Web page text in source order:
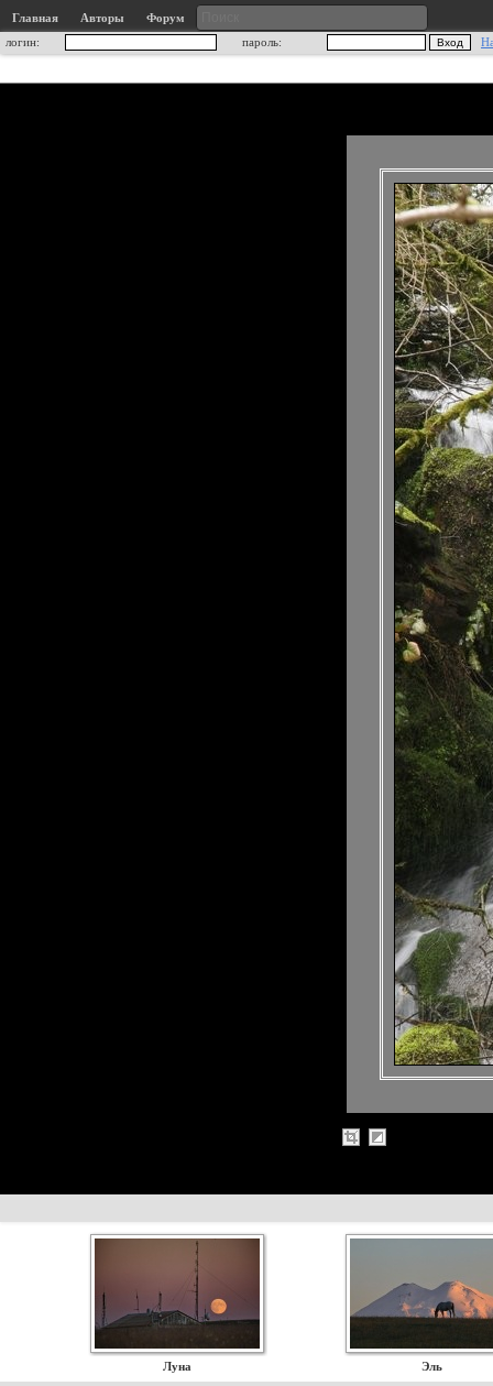
Главная Авторы
Форум
логин:
пароль:
Луна Эль